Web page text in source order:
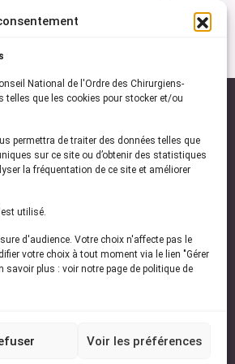
National de l'Ordre des Chirurgiens-
telles que les cookies pour stocker et/ou
permettra de traiter des données telles que
sur ce site ou d’obtenir des statistiques
la fréquentation de ce site et améliorer
utilisé.
d'audience. Votre choix n'affecte pas le
votre choix à tout moment via le lien "Gérer
savoir plus : voir notre page de politique de
Voir les préférences
newsletter
de l'ONCD